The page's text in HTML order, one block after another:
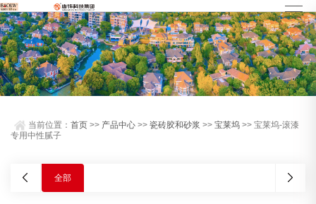
当前位置：首页 >> 产品中心 >>瓷砖胶和砂浆 >>宝莱坞 >> 宝莱坞-滚漆
专用中性腻子
全部